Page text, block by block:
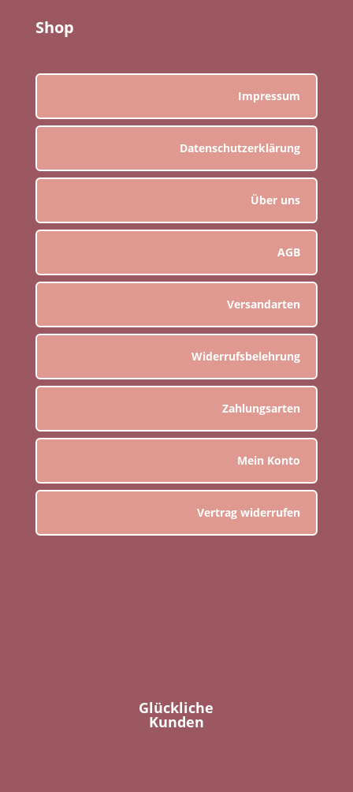
Shop
Impressum
Datenschutzerklärung
Über uns
AGB
Versandarten
Widerrufsbelehrung
Zahlungsarten
Mein Konto
Vertrag widerrufen
Glückliche
Kunden